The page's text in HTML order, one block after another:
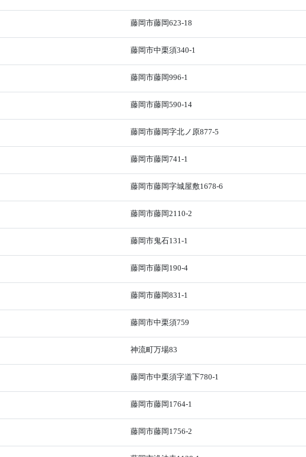
藤岡市藤岡623-18
藤岡市中栗須340-1
藤岡市藤岡996-1
藤岡市藤岡590-14
藤岡市藤岡字北ノ原877-5
藤岡市藤岡741-1
藤岡市藤岡字城屋敷1678-6
藤岡市藤岡2110-2
藤岡市鬼石131-1
藤岡市藤岡190-4
藤岡市藤岡831-1
藤岡市中栗須759
神流町万場83
藤岡市中栗須字道下780-1
藤岡市藤岡1764-1
藤岡市藤岡1756-2